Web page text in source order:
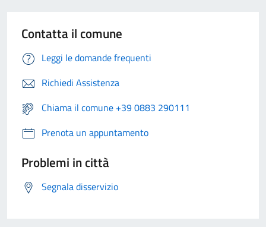
Contatta il comune
Leggi le domande frequenti
Richiedi Assistenza
Chiama il comune +39 0883 290111
Prenota un appuntamento
Problemi in città
Segnala disservizio